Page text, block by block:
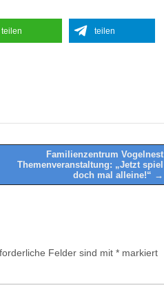
teilen teilen
Familienzentrum Vogelnest
Themenveranstaltung: „Jetzt spiel
doch mal alleine!“ →
Felder sind mit * markiert